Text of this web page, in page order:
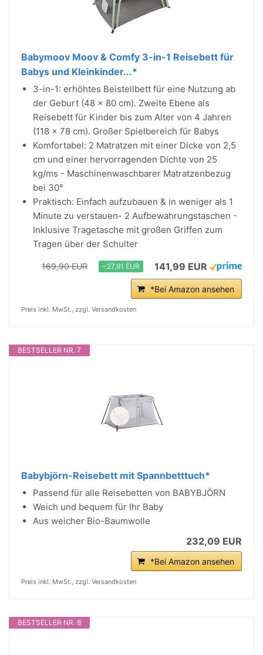
Babymoov Moov & Comfy 3-in-1 Reisebett für
Babys und Kleinkinder...*
3-in-1: erhöhtes Beistellbett für eine Nutzung ab
der Geburt (48 x 80 cm). Zweite Ebene als
Reisebett für Kinder bis zum Alter von 4 Jahren
(118 x 78 cm). Großer Spielbereich für Babys
Komfortabel: 2 Matratzen mit einer Dicke von 2,5
cm und einer hervorragenden Dichte von 25
kg/ms - Maschinenwaschbarer Matratzenbezug
bei 30°
Praktisch: Einfach aufzubauen & in weniger als 1
Minute zu verstauen- 2 Aufbewahrungstaschen -
Inklusive Tragetasche mit großen Griffen zum
Tragen über der Schulter
169,90 EUR −27,91 EUR 141,99 EUR
*Bei Amazon ansehen
Preis inkl. MwSt., zzgl. Versandkosten
BESTSELLER NR. 7
Babybjörn-Reisebett mit Spannbetttuch*
Passend für alle Reisebetten von BABYBJÖRN
Weich und bequem für Ihr Baby
Aus weicher Bio-Baumwolle
232,09 EUR
*Bei Amazon ansehen
Preis inkl. MwSt., zzgl. Versandkosten
BESTSELLER NR. 8